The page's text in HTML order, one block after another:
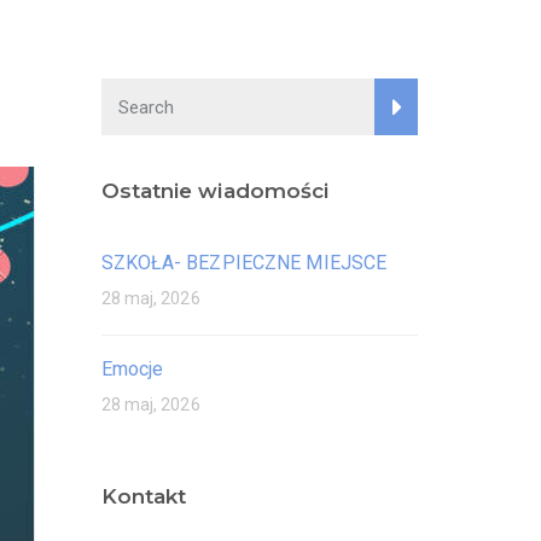
Ostatnie wiadomości
SZKOŁA- BEZPIECZNE MIEJSCE
28 maj, 2026
Emocje
28 maj, 2026
Kontakt